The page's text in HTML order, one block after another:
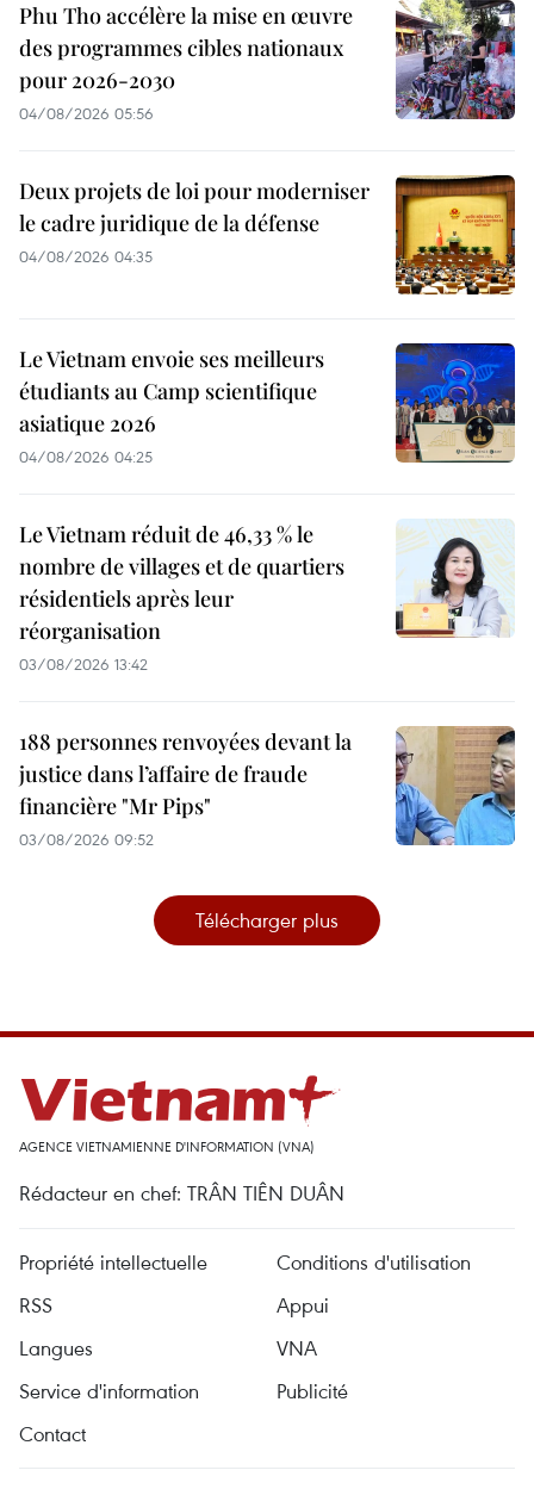
Phu Tho accélère la mise en œuvre
des programmes cibles nationaux
pour 2026-2030
04/08/2026 05:56
Deux projets de loi pour moderniser
le cadre juridique de la défense
04/08/2026 04:35
Le Vietnam envoie ses meilleurs
étudiants au Camp scientifique
asiatique 2026
04/08/2026 04:25
Le Vietnam réduit de 46,33 % le
nombre de villages et de quartiers
résidentiels après leur
réorganisation
03/08/2026 13:42
188 personnes renvoyées devant la
justice dans l’affaire de fraude
financière "Mr Pips"
03/08/2026 09:52
Télécharger plus
AGENCE VIETNAMIENNE D'INFORMATION (VNA)
Rédacteur en chef: TRÂN TIÊN DUÂN
Propriété intellectuelle
Conditions d'utilisation
RSS
Appui
Langues
VNA
Service d'information
Publicité
Contact